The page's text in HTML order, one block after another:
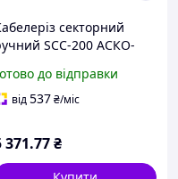
секторний
SCC-200 АСКО-
мідного та
кабелю
до відправки
від537₴/міс
371.77₴